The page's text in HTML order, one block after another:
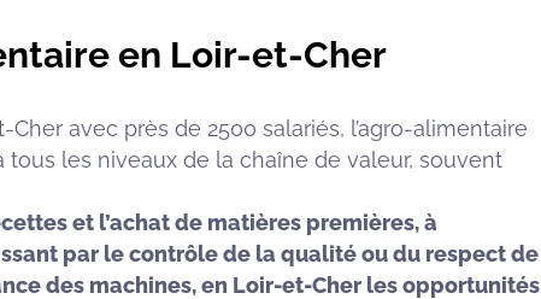
en Loir-et-Cher
avec près de 2500 salariés, l’agro-alimentaire
les niveaux de la chaîne de valeur, souvent
et l’achat de matières premières, à
par le contrôle de la qualité ou du respect de
des machines, en Loir-et-Cher les opportunités